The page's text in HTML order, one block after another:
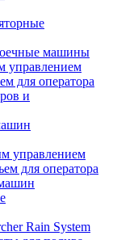
машины
управлением
для оператора
и
управлением
для оператора
Rain System